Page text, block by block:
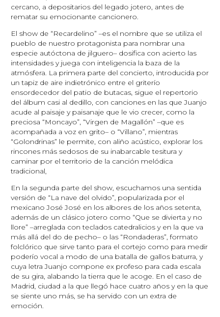
cercano, a depositarios del legado jotero, antes de
rematar su emocionante cancionero.
El show de “Recardelino” –es el nombre que se utiliza el
pueblo de nuestro protagonista para nombrar una
especie autóctona de jilguero– dosifica con acierto las
intensidades y juega con inteligencia la baza de la
atmósfera. La primera parte del concierto, introducida por
un tapiz de aire indietrónico entre el griterío
ensordecedor del patio de butacas, sigue el repertorio
del álbum casi al dedillo, con canciones en las que Juanjo
acude al paisaje y paisanaje que le vio crecer, como la
preciosa “Moncayo”, “Virgen de Magallón” –que es
acompañada a voz en grito– o “Villano”, mientras
“Golondrinas” le permite, con aliño acústico, explorar los
rincones más sedosos de su inabarcable tesitura y
caminar por el territorio de la canción melódica
tradicional,
En la segunda parte del show, escuchamos una sentida
versión de “La nave del olvido”, popularizada por el
mexicano José José en los albores de los años setenta,
además de un clásico jotero como “Que se divierta y no
llore” –arreglada con teclados catedralicios y en la que va
más allá del do de pecho– o las “Rondaderas”, formato
folclórico que sirve tanto para el cortejo como para medir
poderío vocal a modo de una batalla de gallos baturra, y
cuya letra Juanjo compone ex profeso para cada escala
de su gira, alabando la tierra que le acoge. En el caso de
Madrid, ciudad a la que llegó hace cuatro años y en la que
se siente uno más, se ha servido con un extra de
emoción.